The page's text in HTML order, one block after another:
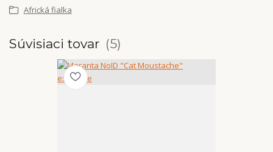
Africká fialka
Súvisiaci tovar 5